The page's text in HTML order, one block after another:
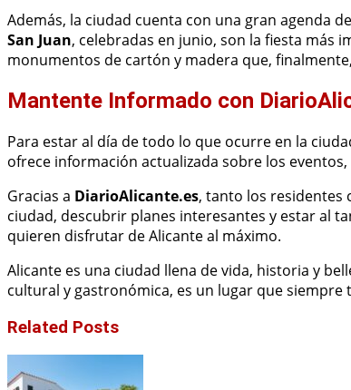
Además, la ciudad cuenta con una gran agenda
San Juan, celebradas en junio, son la fiesta más
monumentos de cartón y madera que,
Mantente Informado con
Para estar al día de todo lo que ocurre en la
ofrece información actualizada sobre los
Gracias a DiarioAlicante.es, tanto los residentes
ciudad, descubrir planes interesantes y estar al
quieren disfrutar de Alicante al máximo.
Alicante es una ciudad llena de vida, historia y
cultural y gastronómica, es un lugar que
Related Posts